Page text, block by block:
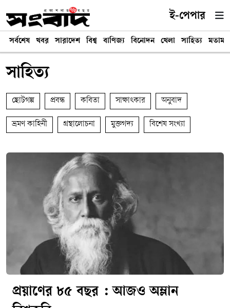
ই-পেপার
সর্বশেষ খবর সারাদেশ বিশ্ব বাণিজ্য বিনোদন খেলা সাহিত্য মতামত
সাহিত্য
ছোটগল্প প্রবন্ধ কবিতা সাক্ষাৎকার অনুবাদ
ভ্রমণ কাহিনী গ্রন্থালোচনা মুক্তগদ্য বিশেষ সংখ্যা
প্রয়াণের ৮৫ বছর : আজও অম্লান